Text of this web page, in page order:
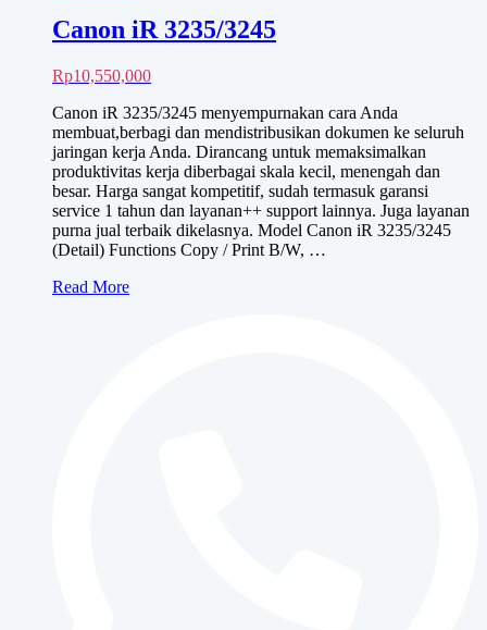
Canon iR 3235/3245
Rp10,550,000
Canon iR 3235/3245 menyempurnakan cara Anda
membuat,berbagi dan mendistribusikan dokumen ke seluruh
jaringan kerja Anda. Dirancang untuk memaksimalkan
produktivitas kerja diberbagai skala kecil, menengah dan
besar. Harga sangat kompetitif, sudah termasuk garansi
service 1 tahun dan layanan++ support lainnya. Juga layanan
purna jual terbaik dikelasnya. Model Canon iR 3235/3245
(Detail) Functions Copy / Print B/W, …
Canon
Read More